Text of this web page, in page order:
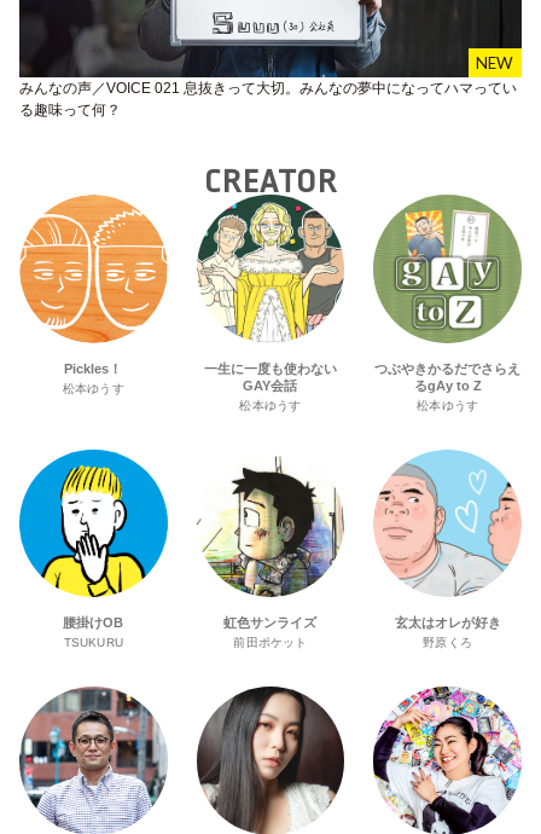
みんなの声／VOICE 021 息抜きって大切。みんなの夢中になってハマってい
る趣味って何？
CREATOR
Pickles！
松本ゆうす
一生に一度も使わない
GAY会話
松本ゆうす
つぶやきかるだでさらえ
るgAy to Z
松本ゆうす
腰掛けOB
TSUKURU
虹色サンライズ
前田ポケット
玄太はオレが好き
野原くろ